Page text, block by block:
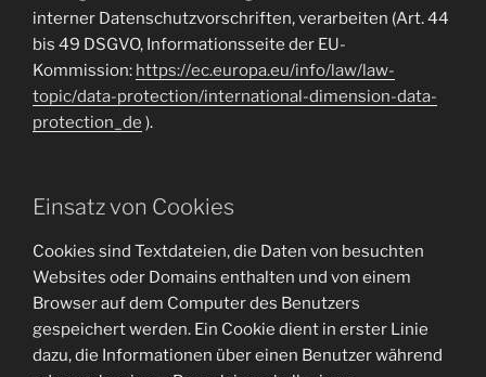
interner Datenschutzvorschriften, verarbeiten (Art. 44
bis 49 DSGVO, Informationsseite der EU-
Kommission: https://ec.europa.eu/info/law/law-
topic/data-protection/international-dimension-data-
protection_de ).
Einsatz von Cookies
Cookies sind Textdateien, die Daten von besuchten
Websites oder Domains enthalten und von einem
Browser auf dem Computer des Benutzers
gespeichert werden. Ein Cookie dient in erster Linie
dazu, die Informationen über einen Benutzer während